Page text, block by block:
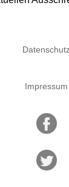
Datenschutz
Impressum